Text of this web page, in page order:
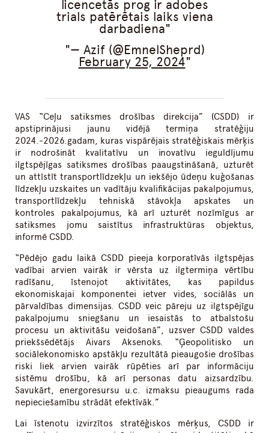
licencetās prog ir adobes
trials patērētais laiks viena
darbadiena
— Azif (@EmnelSheprd)
February 25, 2024
VAS “Ceļu satiksmes drošības direkcija” (CSDD) ir
apstiprinājusi jaunu vidējā termiņa stratēģiju
2024.-2026.gadam, kuras vispārējais stratēģiskais mērķis
ir nodrošināt kvalitatīvu un inovatīvu ieguldījumu
ilgtspējīgas satiksmes drošības paaugstināšanā, uzturēt
un attīstīt transportlīdzekļu un iekšējo ūdeņu kuģošanas
līdzekļu uzskaites un vadītāju kvalifikācijas pakalpojumus,
transportlīdzekļu tehniskā stāvokļa apskates un
kontroles pakalpojumus, kā arī uzturēt nozīmīgus ar
satiksmes jomu saistītus infrastruktūras objektus,
informē CSDD.
“Pēdējo gadu laikā CSDD pieeja korporatīvās ilgtspējas
vadībai arvien vairāk ir vērsta uz ilgtermiņa vērtību
radīšanu, īstenojot aktivitātes, kas papildus
ekonomiskajai komponentei ietver vides, sociālās un
pārvaldības dimensijas. CSDD veic pāreju uz ilgtspējīgu
pakalpojumu sniegšanu un iesaistās to atbalstošu
procesu un aktivitāšu veidošanā”, uzsver CSDD valdes
priekšsēdētājs Aivars Aksenoks. “Ģeopolitisko un
sociālekonomisko apstākļu rezultātā pieaugošie drošības
riski liek arvien vairāk rūpēties arī par informāciju
sistēmu drošību, kā arī personas datu aizsardzību.
Savukārt, energoresursu u.c. izmaksu pieaugums rada
nepieciešamību strādāt efektīvāk.”
Lai īstenotu izvirzītos stratēģiskos mērķus, CSDD ir